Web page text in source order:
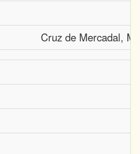
Cruz de Mercadal,